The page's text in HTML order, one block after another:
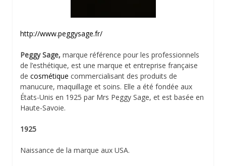
http://www.peggysage.fr/
Peggy Sage, marque référence pour les professionnels
de l’esthétique, est une marque et entreprise française
de cosmétique commercialisant des produits de
manucure, maquillage et soins. Elle a été fondée aux
États-Unis en 1925 par Mrs Peggy Sage, et est basée en
Haute-Savoie.
1925
Naissance de la marque aux USA.